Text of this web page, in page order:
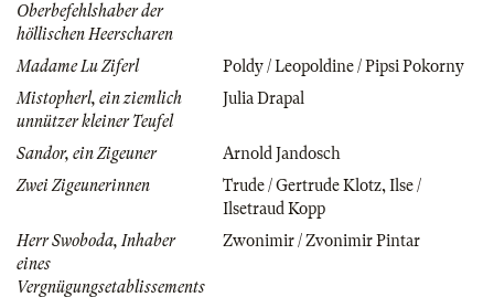
Oberbefehlshaber der
höllischen Heerscharen
Madame Lu Ziferl
Poldy / Leopoldine / Pipsi Pokorny
Mistopherl, ein ziemlich
unnützer kleiner Teufel
Julia Drapal
Sandor, ein Zigeuner
Arnold Jandosch
Zwei Zigeunerinnen
Trude / Gertrude Klotz, Ilse /
Ilsetraud Kopp
Herr Swoboda, Inhaber
eines
Vergnügungsetablissements
Zwonimir / Zvonimir Pintar